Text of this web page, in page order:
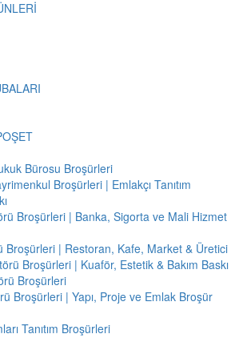
Bürosu Broşürleri
Broşürleri | Emlakçı Tanıtım
Broşürleri | Banka, Sigorta ve Mali Hizmet
Broşürleri | Restoran, Kafe, Market & Üretici
Broşürleri | Kuaför, Estetik & Bakım Baskı
Broşürleri
Broşürleri | Yapı, Proje ve Emlak Broşür
Tanıtım Broşürleri